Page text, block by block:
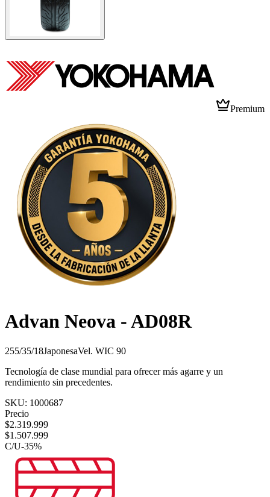
Premium
Advan Neova - AD08R
255/35/18JaponesaVel. WIC 90
Tecnología de clase mundial para ofrecer más agarre y un
rendimiento sin precedentes.
SKU: 1000687
Precio
$2.319.999
$1.507.999
C/U-35%